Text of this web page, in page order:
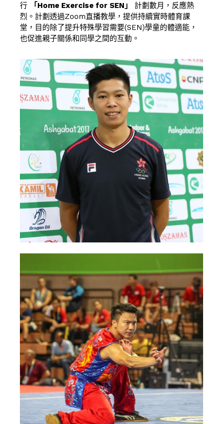
行
「Home Exercise for SEN」
計劃數月，反應熱
烈。計劃透過Zoom直播教學，提供持續實時體育課
堂，目的除了提升特殊學習需要(SEN)學童的體適能，
也促進親子關係和同學之間的互動。